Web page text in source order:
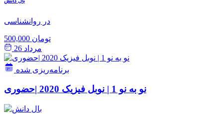
در روانشناسی
500,000 تومان
مرداد 26
برنامه‌ریزی شده
نو به نو 1 | نوبل فیزیک 2020 |حضوری